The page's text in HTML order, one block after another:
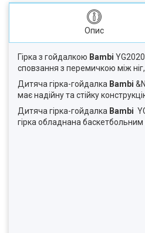
Опис
Гірка з гойдалкою Bambi
сповзання з перемичкою між
Дитяча гірка-гойдалка Bambi
має надійну та стійку
Дитяча гірка-гойдалка Bambi
гірка обладнана